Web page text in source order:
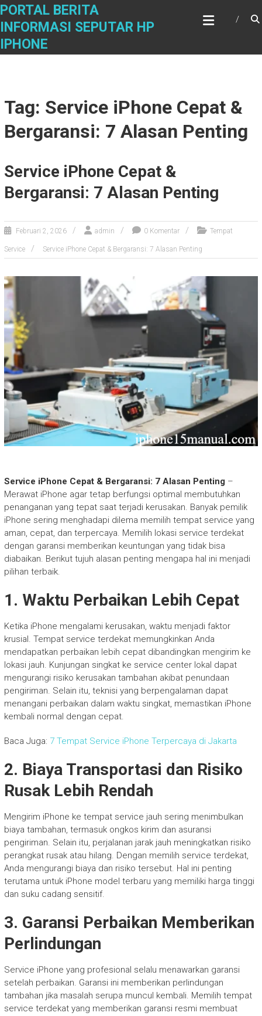
Skip
content
PORTAL BERITA
INFORMASI SEPUTAR HP
IPHONE
Tag: Service iPhone Cepat &
Bergaransi: 7 Alasan Penting
Service iPhone Cepat &
Bergaransi: 7 Alasan Penting
Februari 2, 2026 admin 0 Komentar Tempat
Service Service iPhone Cepat & Bergaransi: 7 Alasan Penting
Service iPhone Cepat & Bergaransi: 7 Alasan Penting –
Merawat iPhone agar tetap berfungsi optimal membutuhkan
penanganan yang tepat saat terjadi kerusakan. Banyak pemilik
iPhone sering menghadapi dilema memilih tempat service yang
aman, cepat, dan terpercaya. Memilih lokasi service terdekat
dengan garansi memberikan keuntungan yang tidak bisa
diabaikan. Berikut tujuh alasan penting mengapa hal ini menjadi
pilihan terbaik.
1. Waktu Perbaikan Lebih Cepat
Ketika iPhone mengalami kerusakan, waktu menjadi faktor
krusial. Tempat service terdekat memungkinkan Anda
mendapatkan perbaikan lebih cepat dibandingkan mengirim ke
lokasi jauh. Kunjungan singkat ke service center lokal dapat
mengurangi risiko kerusakan tambahan akibat penundaan
pengiriman. Selain itu, teknisi yang berpengalaman dapat
menangani perbaikan dalam waktu singkat, memastikan iPhone
kembali normal dengan cepat.
Baca Juga: 7 Tempat Service iPhone Terpercaya di Jakarta
2. Biaya Transportasi dan Risiko
Rusak Lebih Rendah
Mengirim iPhone ke tempat service jauh sering menimbulkan
biaya tambahan, termasuk ongkos kirim dan asuransi
pengiriman. Selain itu, perjalanan jarak jauh meningkatkan risiko
perangkat rusak atau hilang. Dengan memilih service terdekat,
Anda mengurangi biaya dan risiko tersebut. Hal ini penting
terutama untuk iPhone model terbaru yang memiliki harga tinggi
dan suku cadang sensitif.
3. Garansi Perbaikan Memberikan
Perlindungan
Service iPhone yang profesional selalu menawarkan garansi
setelah perbaikan. Garansi ini memberikan perlindungan
tambahan jika masalah serupa muncul kembali. Memilih tempat
service terdekat yang memberikan garansi resmi membuat